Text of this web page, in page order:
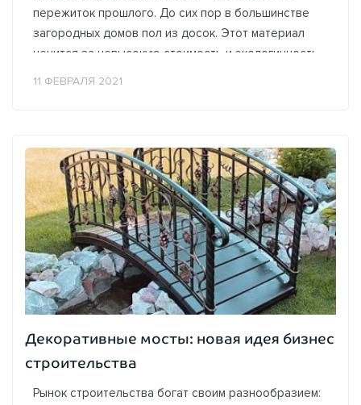
пережиток прошлого. До сих пор в большинстве
загородных домов пол из досок. Этот материал
ценится за невысокую стоимость и экологичность.
11 ФЕВРАЛЯ 2021
Декоративные мосты: новая идея бизнес
строительства
Рынок строительства богат своим разнообразием: